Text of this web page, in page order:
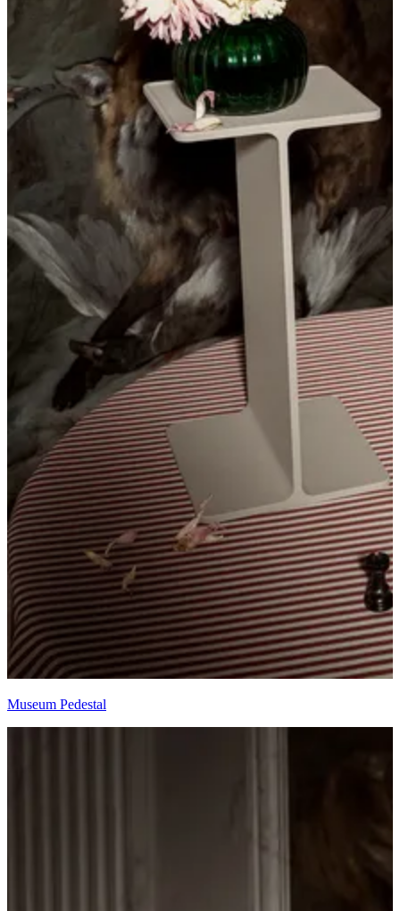
Museum Pedestal